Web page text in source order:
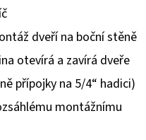
dveří na boční stěně
otevírá a zavírá dveře
přípojky na 5/4“ hadici)
montážnímu